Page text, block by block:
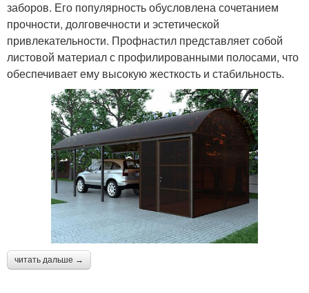
заборов. Его популярность обусловлена сочетанием
прочности, долговечности и эстетической
привлекательности. Профнастил представляет собой
листовой материал с профилированными полосами, что
обеспечивает ему высокую жесткость и стабильность.
читать дальше →